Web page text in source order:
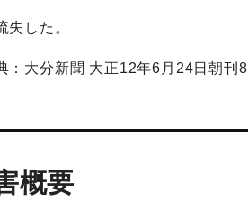
失した。
：大分新聞 大正12年6月24日朝刊
概要